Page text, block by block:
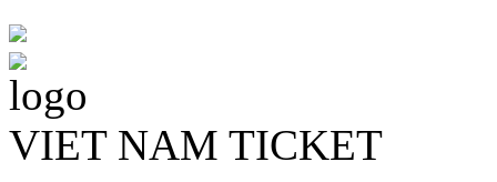
VIET NAM TICKET